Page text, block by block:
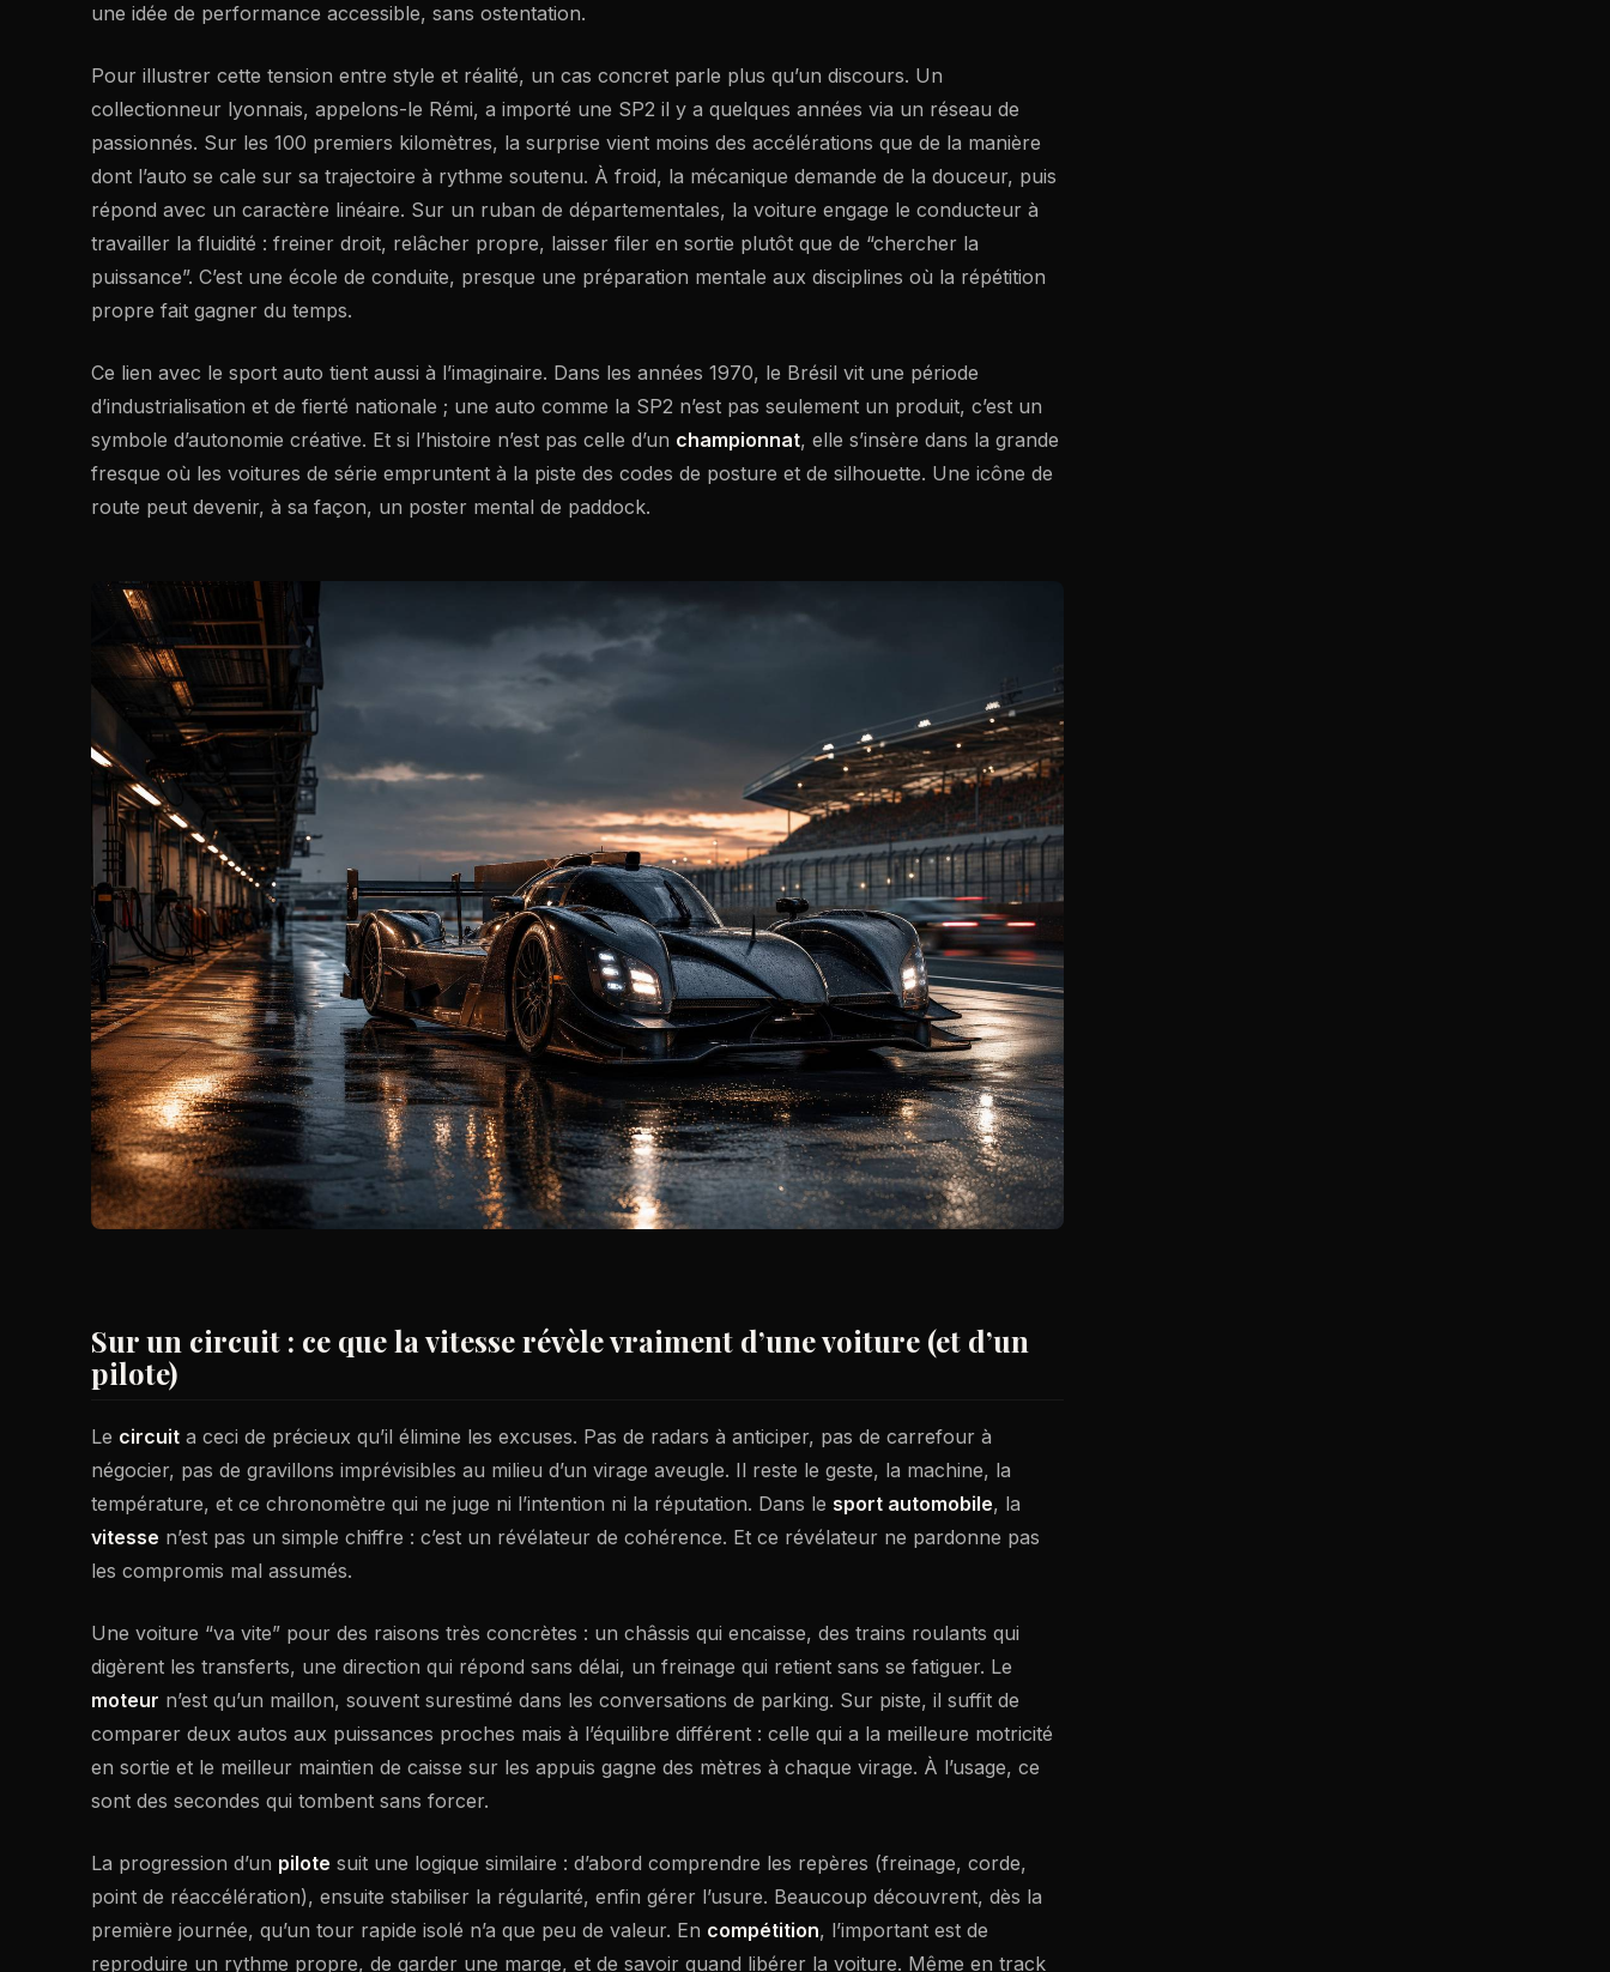
une idée de performance accessible, sans ostentation.
Pour illustrer cette tension entre style et réalité, un cas concret parle plus qu’un discours. Un
collectionneur lyonnais, appelons-le Rémi, a importé une SP2 il y a quelques années via un réseau de
passionnés. Sur les 100 premiers kilomètres, la surprise vient moins des accélérations que de la manière
dont l’auto se cale sur sa trajectoire à rythme soutenu. À froid, la mécanique demande de la douceur, puis
répond avec un caractère linéaire. Sur un ruban de départementales, la voiture engage le conducteur à
travailler la fluidité : freiner droit, relâcher propre, laisser filer en sortie plutôt que de “chercher la
puissance”. C’est une école de conduite, presque une préparation mentale aux disciplines où la répétition
propre fait gagner du temps.
Ce lien avec le sport auto tient aussi à l’imaginaire. Dans les années 1970, le Brésil vit une période
d’industrialisation et de fierté nationale ; une auto comme la SP2 n’est pas seulement un produit, c’est un
symbole d’autonomie créative. Et si l’histoire n’est pas celle d’un championnat, elle s’insère dans la grande
fresque où les voitures de série empruntent à la piste des codes de posture et de silhouette. Une icône de
route peut devenir, à sa façon, un poster mental de paddock.
Sur un circuit : ce que la vitesse révèle vraiment d’une voiture (et d’un
pilote)
Le circuit a ceci de précieux qu’il élimine les excuses. Pas de radars à anticiper, pas de carrefour à
négocier, pas de gravillons imprévisibles au milieu d’un virage aveugle. Il reste le geste, la machine, la
température, et ce chronomètre qui ne juge ni l’intention ni la réputation. Dans le sport automobile, la
vitesse n’est pas un simple chiffre : c’est un révélateur de cohérence. Et ce révélateur ne pardonne pas
les compromis mal assumés.
Une voiture “va vite” pour des raisons très concrètes : un châssis qui encaisse, des trains roulants qui
digèrent les transferts, une direction qui répond sans délai, un freinage qui retient sans se fatiguer. Le
moteur n’est qu’un maillon, souvent surestimé dans les conversations de parking. Sur piste, il suffit de
comparer deux autos aux puissances proches mais à l’équilibre différent : celle qui a la meilleure motricité
en sortie et le meilleur maintien de caisse sur les appuis gagne des mètres à chaque virage. À l’usage, ce
sont des secondes qui tombent sans forcer.
La progression d’un pilote suit une logique similaire : d’abord comprendre les repères (freinage, corde,
point de réaccélération), ensuite stabiliser la régularité, enfin gérer l’usure. Beaucoup découvrent, dès la
première journée, qu’un tour rapide isolé n’a que peu de valeur. En compétition, l’important est de
reproduire un rythme propre, de garder une marge, et de savoir quand libérer la voiture. Même en track